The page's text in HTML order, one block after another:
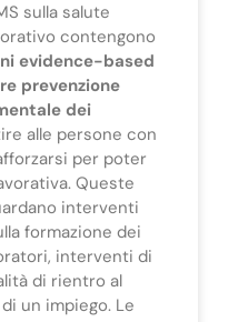
sulla salute
contengono
evidence-based
prevenzione
dei
alle persone con
per poter
Queste
interventi
formazione dei
interventi di
di rientro al
un impiego. Le